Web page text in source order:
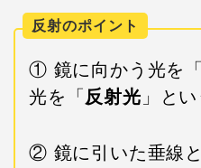
反射のポイント
① 鏡に向かう光を「
光を「 反射光 」とい
② 鏡に引いた垂線と